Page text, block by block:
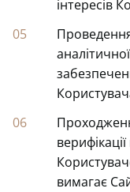
інтересів
вимагає